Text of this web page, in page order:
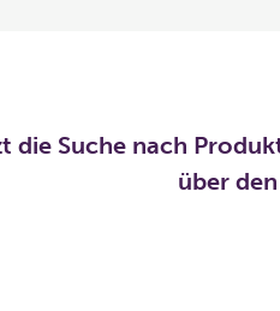
die Suche nach
über